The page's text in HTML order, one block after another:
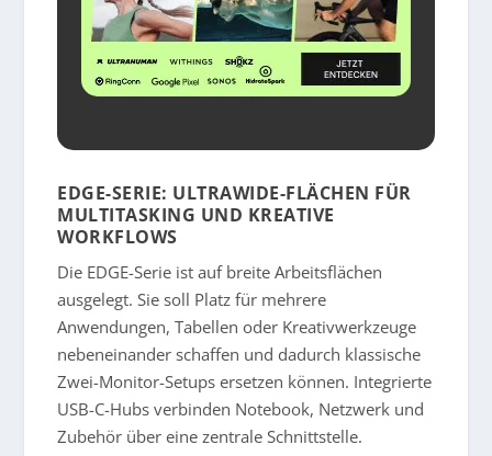
EDGE-SERIE: ULTRAWIDE-FLÄCHEN FÜR
MULTITASKING UND KREATIVE
WORKFLOWS
Die EDGE-Serie ist auf breite Arbeitsflächen
ausgelegt. Sie soll Platz für mehrere
Anwendungen, Tabellen oder Kreativwerkzeuge
nebeneinander schaffen und dadurch klassische
Zwei-Monitor-Setups ersetzen können. Integrierte
USB-C-Hubs verbinden Notebook, Netzwerk und
Zubehör über eine zentrale Schnittstelle.